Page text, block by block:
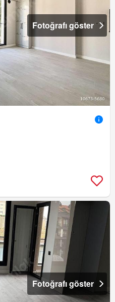
Fotoğrafı göster
Fotoğrafı göster